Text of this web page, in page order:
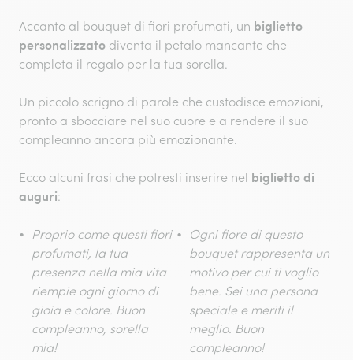
Accanto al bouquet di fiori profumati, un biglietto
personalizzato diventa il petalo mancante che
completa il regalo per la tua sorella.
Un piccolo scrigno di parole che custodisce emozioni,
pronto a sbocciare nel suo cuore e a rendere il suo
compleanno ancora più emozionante.
Ecco alcuni frasi che potresti inserire nel biglietto di
auguri:
Proprio come questi fiori
profumati, la tua
presenza nella mia vita
riempie ogni giorno di
gioia e colore. Buon
compleanno, sorella
mia!
Ogni fiore di questo
bouquet rappresenta un
motivo per cui ti voglio
bene. Sei una persona
speciale e meriti il
meglio. Buon
compleanno!